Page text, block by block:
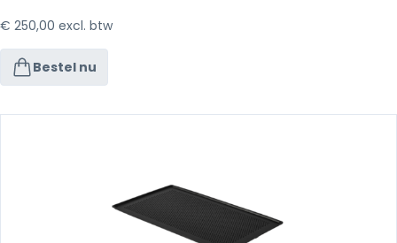
€ 250,00 excl. btw
Bestel nu